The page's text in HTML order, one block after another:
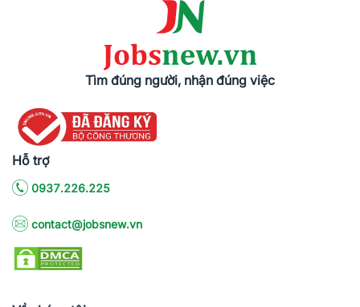
Tìm đúng người, nhận đúng việc
Hỗ trợ
0937.226.225
contact@jobsnew.vn